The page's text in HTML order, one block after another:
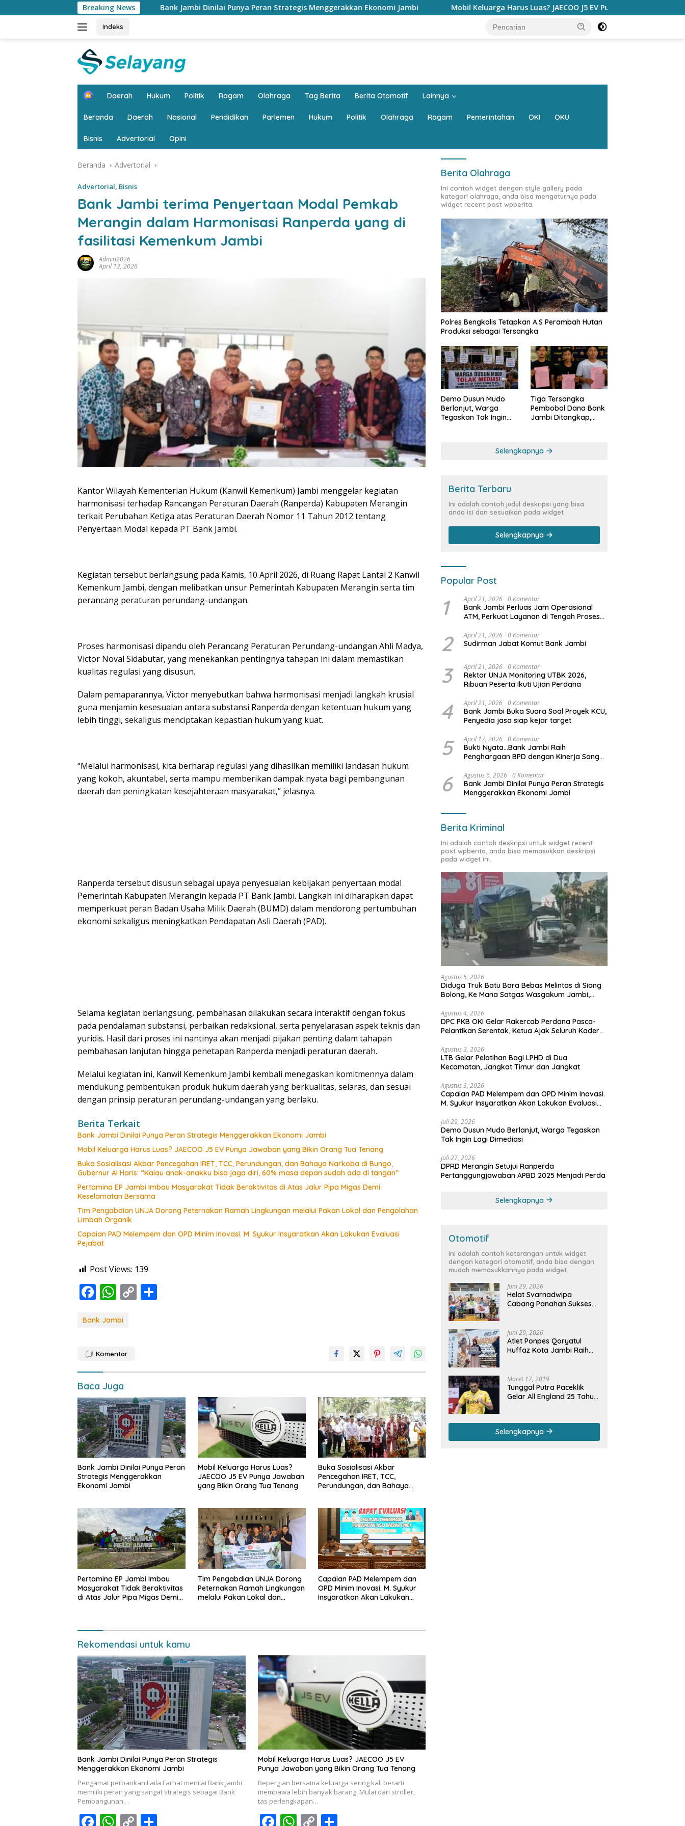
ke
Breaking News
Bank Jambi Dinilai Punya Peran Strategis Menggerakkan Ekonomi Jambi Mobil Keluarga Harus Luas? JAECOO J5 EV Punya Jawaban yang Bikin Orang Tua Tenang
Indeks
H
e
Daerah Hukum Politik Ragam Olahraga Tag Berita Berita Otomotif Lainnya
Beranda Daerah Nasional Pendidikan Parlemen Hukum Politik Olahraga Ragam Pemerintahan OKI OKU
Bisnis Advertorial Opini
Beranda Advertorial
Advertorial, Bisnis
Bank Jambi terima Penyertaan Modal Pemkab
Merangin dalam Harmonisasi Ranperda yang di
fasilitasi Kemenkum Jambi
Admin2026
April 12, 2026
Kantor Wilayah Kementerian Hukum (Kanwil Kemenkum) Jambi menggelar kegiatan
harmonisasi terhadap Rancangan Peraturan Daerah (Ranperda) Kabupaten Merangin
terkait Perubahan Ketiga atas Peraturan Daerah Nomor 11 Tahun 2012 tentang
Penyertaan Modal kepada PT Bank Jambi.
Kegiatan tersebut berlangsung pada Kamis, 10 April 2026, di Ruang Rapat Lantai 2 Kanwil
Kemenkum Jambi, dengan melibatkan unsur Pemerintah Kabupaten Merangin serta tim
perancang peraturan perundang-undangan.
Proses harmonisasi dipandu oleh Perancang Peraturan Perundang-undangan Ahli Madya,
Victor Noval Sidabutar, yang menekankan pentingnya tahapan ini dalam memastikan
kualitas regulasi yang disusun.
Dalam pemaparannya, Victor menyebutkan bahwa harmonisasi menjadi langkah krusial
guna menjamin kesesuaian antara substansi Ranperda dengan ketentuan hukum yang
lebih tinggi, sekaligus menciptakan kepastian hukum yang kuat.
“Melalui harmonisasi, kita berharap regulasi yang dihasilkan memiliki landasan hukum
yang kokoh, akuntabel, serta mampu memberikan dampak nyata bagi pembangunan
daerah dan peningkatan kesejahteraan masyarakat,” jelasnya.
Ranperda tersebut disusun sebagai upaya penyesuaian kebijakan penyertaan modal
Pemerintah Kabupaten Merangin kepada PT Bank Jambi. Langkah ini diharapkan dapat
memperkuat peran Badan Usaha Milik Daerah (BUMD) dalam mendorong pertumbuhan
ekonomi sekaligus meningkatkan Pendapatan Asli Daerah (PAD).
Selama kegiatan berlangsung, pembahasan dilakukan secara interaktif dengan fokus
pada pendalaman substansi, perbaikan redaksional, serta penyelarasan aspek teknis dan
yuridis. Hasil dari proses ini nantinya akan menjadi pijakan penting dalam tahapan
pembahasan lanjutan hingga penetapan Ranperda menjadi peraturan daerah.
Melalui kegiatan ini, Kanwil Kemenkum Jambi kembali menegaskan komitmennya dalam
mendukung pembentukan produk hukum daerah yang berkualitas, selaras, dan sesuai
dengan prinsip peraturan perundang-undangan yang berlaku.
Berita Terkait
Bank Jambi Dinilai Punya Peran Strategis Menggerakkan Ekonomi Jambi
Mobil Keluarga Harus Luas? JAECOO J5 EV Punya Jawaban yang Bikin Orang Tua Tenang
Buka Sosialisasi Akbar Pencegahan IRET, TCC, Perundungan, dan Bahaya Narkoba di Bungo,
Gubernur Al Haris: “Kalau anak-anakku bisa jaga diri, 60% masa depan sudah ada di tangan”
Pertamina EP Jambi Imbau Masyarakat Tidak Beraktivitas di Atas Jalur Pipa Migas Demi
Keselamatan Bersama
Tim Pengabdian UNJA Dorong Peternakan Ramah Lingkungan melalui Pakan Lokal dan Pengolahan
Limbah Organik
Capaian PAD Melempem dan OPD Minim Inovasi. M. Syukur Insyaratkan Akan Lakukan Evaluasi
Pejabat
Post Views: 139
F
e
o
o
k
W
at
A
p
p
C
n
Bank Jambi
Komentar
Baca Juga
Bank Jambi Dinilai Punya Peran
Strategis Menggerakkan
Ekonomi Jambi
Mobil Keluarga Harus Luas?
JAECOO J5 EV Punya Jawaban
yang Bikin Orang Tua Tenang
Buka Sosialisasi Akbar
Pencegahan IRET, TCC,
Perundungan, dan Bahaya
bisa jaga diri, 60% masa
depan sudah ada di tangan”
Pertamina EP Jambi Imbau
Masyarakat Tidak Beraktivitas
di Atas Jalur Pipa Migas Demi
Tim Pengabdian UNJA Dorong
Peternakan Ramah Lingkungan
melalui Pakan Lokal dan
Capaian PAD Melempem dan
OPD Minim Inovasi. M. Syukur
Insyaratkan Akan Lakukan
Rekomendasi untuk kamu
Bank Jambi Dinilai Punya Peran Strategis
Menggerakkan Ekonomi Jambi
Pengamat perbankan Laila Farhat menilai Bank Jambi
memiliki peran yang sangat strategis sebagai Bank
Pembangunan…
Mobil Keluarga Harus Luas? JAECOO J5 EV
Punya Jawaban yang Bikin Orang Tua Tenang
Bepergian bersama keluarga sering kali berarti
membawa lebih banyak barang. Mulai dari stroller,
tas perlengkapan…
Berita Olahraga
Ini contoh widget dengan style gallery pada
kategori olahraga, anda bisa mengaturnya pada
widget recent post wpberita.
Polres Bengkalis Tetapkan A.S Perambah Hutan
Produksi sebagai Tersangka
Demo Dusun Mudo
Berlanjut, Warga
Tegaskan Tak Ingin
Tiga Tersangka
Pembobol Dana Bank
Jambi Ditangkap,
Miliar
Selengkapnya
Berita Terbaru
Ini adalah contoh judul deskripsi yang bisa
anda isi dan sesuaikan pada widget
Selengkapnya
Popular Post
1 April 21, 2026 0 Komentar
Bank Jambi Perluas Jam Operasional
ATM, Perkuat Layanan di Tengah Proses
2 April 21, 2026 0 Komentar
Sudirman Jabat Komut Bank Jambi
3 April 21, 2026 0 Komentar
Rektor UNJA Monitoring UTBK 2026,
Ribuan Peserta Ikuti Ujian Perdana
4 April 21, 2026 0 Komentar
Bank Jambi Buka Suara Soal Proyek KCU,
Penyedia jasa siap kejar target
5 April 17, 2026 0 Komentar
Bukti Nyata…Bank Jambi Raih
Penghargaan BPD dengan Kinerja Sangat
6 Agustus 6, 2026 0 Komentar
Bank Jambi Dinilai Punya Peran Strategis
Menggerakkan Ekonomi Jambi
Berita Kriminal
Ini adalah contoh deskripsi untuk widget recent
post wpberita, anda bisa memasukkan deskripsi
pada widget ini.
Agustus 5, 2026
Diduga Truk Batu Bara Bebas Melintas di Siang
Bolong, Ke Mana Satgas Wasgakum Jambi,
Agustus 4, 2026
DPC PKB OKI Gelar Rakercab Perdana Pasca-
Pelantikan Serentak, Ketua Ajak Seluruh Kader
Agustus 3, 2026
LTB Gelar Pelatihan Bagi LPHD di Dua
Kecamatan, Jangkat Timur dan Jangkat
Agustus 3, 2026
Capaian PAD Melempem dan OPD Minim Inovasi.
M. Syukur Insyaratkan Akan Lakukan Evaluasi
Juli 29, 2026
Demo Dusun Mudo Berlanjut, Warga Tegaskan
Tak Ingin Lagi Dimediasi
Juli 27, 2026
DPRD Merangin Setujui Ranperda
Pertanggungjawaban APBD 2025 Menjadi Perda
Selengkapnya
Otomotif
Ini adalah contoh keterangan untuk widget
dengan kategori otomotif, anda bisa dengan
mudah memasukkannya pada widget.
Juni 29, 2026
Helat Svarnadwipa
Cabang Panahan Sukses
Apresiasi
Juni 29, 2026
Atlet Ponpes Qoryatul
Huffaz Kota Jambi Raih
Maret 17, 2019
Tunggal Putra Paceklik
Gelar All England 25 Tahun,
Selengkapnya